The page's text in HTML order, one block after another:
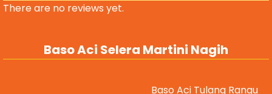
There are no reviews yet.
Baso Aci Selera Martini Nagih
Baso Aci Tulang Rangu